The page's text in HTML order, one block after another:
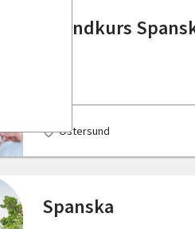
Grundkurs
Östersund
Spanska